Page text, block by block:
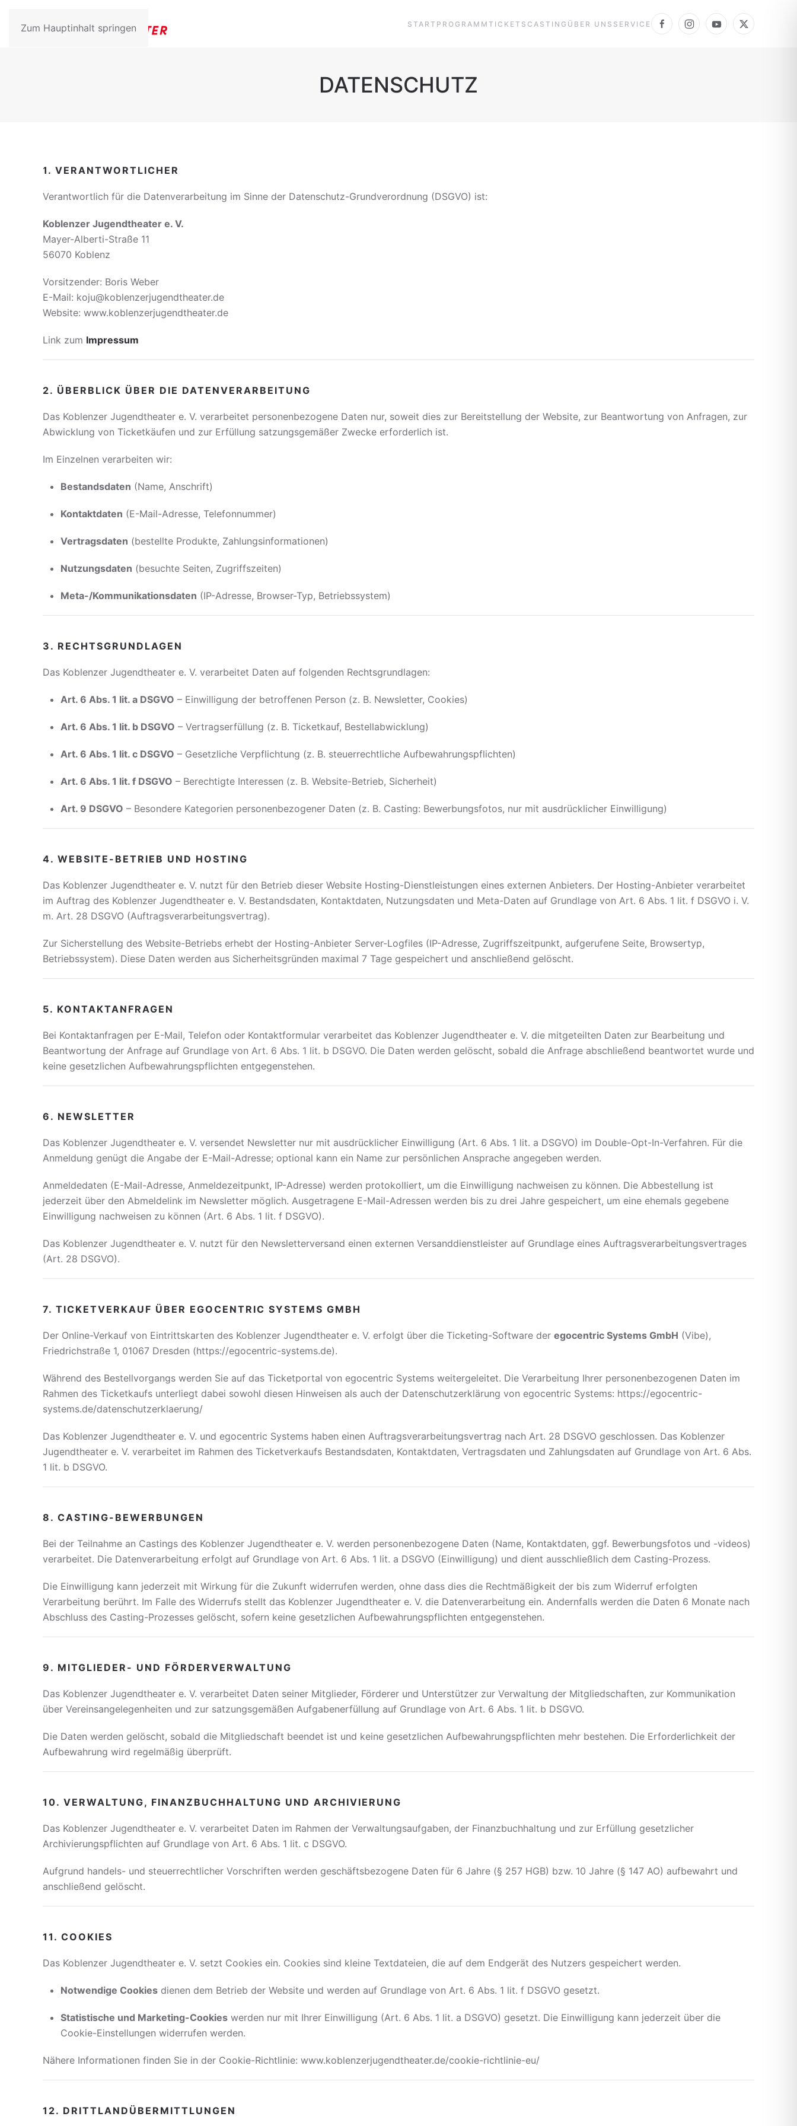
Zum Hauptinhalt springen START PROGRAMM TICKETS CASTING ÜBER UNS SERVICE
DATENSCHUTZ
1. VERANTWORTLICHER
Verantwortlich für die Datenverarbeitung im Sinne der Datenschutz-Grundverordnung (DSGVO) ist:
Koblenzer Jugendtheater e. V.
Mayer-Alberti-Straße 11
56070 Koblenz
Vorsitzender: Boris Weber
E-Mail: koju@koblenzerjugendtheater.de
Website: www.koblenzerjugendtheater.de
Link zum Impressum
2. ÜBERBLICK ÜBER DIE DATENVERARBEITUNG
Das Koblenzer Jugendtheater e. V. verarbeitet personenbezogene Daten nur, soweit dies zur Bereitstellung der Website, zur Beantwortung von Anfragen, zur
Abwicklung von Ticketkäufen und zur Erfüllung satzungsgemäßer Zwecke erforderlich ist.
Im Einzelnen verarbeiten wir:
Bestandsdaten (Name, Anschrift)
Kontaktdaten (E-Mail-Adresse, Telefonnummer)
Vertragsdaten (bestellte Produkte, Zahlungsinformationen)
Nutzungsdaten (besuchte Seiten, Zugriffszeiten)
Meta-/Kommunikationsdaten (IP-Adresse, Browser-Typ, Betriebssystem)
3. RECHTSGRUNDLAGEN
Das Koblenzer Jugendtheater e. V. verarbeitet Daten auf folgenden Rechtsgrundlagen:
Art. 6 Abs. 1 lit. a DSGVO – Einwilligung der betroffenen Person (z. B. Newsletter, Cookies)
Art. 6 Abs. 1 lit. b DSGVO – Vertragserfüllung (z. B. Ticketkauf, Bestellabwicklung)
Art. 6 Abs. 1 lit. c DSGVO – Gesetzliche Verpflichtung (z. B. steuerrechtliche Aufbewahrungspflichten)
Art. 6 Abs. 1 lit. f DSGVO – Berechtigte Interessen (z. B. Website-Betrieb, Sicherheit)
Art. 9 DSGVO – Besondere Kategorien personenbezogener Daten (z. B. Casting: Bewerbungsfotos, nur mit ausdrücklicher Einwilligung)
4. WEBSITE-BETRIEB UND HOSTING
Das Koblenzer Jugendtheater e. V. nutzt für den Betrieb dieser Website Hosting-Dienstleistungen eines externen Anbieters. Der Hosting-Anbieter verarbeitet
im Auftrag des Koblenzer Jugendtheater e. V. Bestandsdaten, Kontaktdaten, Nutzungsdaten und Meta-Daten auf Grundlage von Art. 6 Abs. 1 lit. f DSGVO i. V.
m. Art. 28 DSGVO (Auftragsverarbeitungsvertrag).
Zur Sicherstellung des Website-Betriebs erhebt der Hosting-Anbieter Server-Logfiles (IP-Adresse, Zugriffszeitpunkt, aufgerufene Seite, Browsertyp,
Betriebssystem). Diese Daten werden aus Sicherheitsgründen maximal 7 Tage gespeichert und anschließend gelöscht.
5. KONTAKTANFRAGEN
Bei Kontaktanfragen per E-Mail, Telefon oder Kontaktformular verarbeitet das Koblenzer Jugendtheater e. V. die mitgeteilten Daten zur Bearbeitung und
Beantwortung der Anfrage auf Grundlage von Art. 6 Abs. 1 lit. b DSGVO. Die Daten werden gelöscht, sobald die Anfrage abschließend beantwortet wurde und
keine gesetzlichen Aufbewahrungspflichten entgegenstehen.
6. NEWSLETTER
Das Koblenzer Jugendtheater e. V. versendet Newsletter nur mit ausdrücklicher Einwilligung (Art. 6 Abs. 1 lit. a DSGVO) im Double-Opt-In-Verfahren. Für die
Anmeldung genügt die Angabe der E-Mail-Adresse; optional kann ein Name zur persönlichen Ansprache angegeben werden.
Anmeldedaten (E-Mail-Adresse, Anmeldezeitpunkt, IP-Adresse) werden protokolliert, um die Einwilligung nachweisen zu können. Die Abbestellung ist
jederzeit über den Abmeldelink im Newsletter möglich. Ausgetragene E-Mail-Adressen werden bis zu drei Jahre gespeichert, um eine ehemals gegebene
Einwilligung nachweisen zu können (Art. 6 Abs. 1 lit. f DSGVO).
Das Koblenzer Jugendtheater e. V. nutzt für den Newsletterversand einen externen Versanddienstleister auf Grundlage eines Auftragsverarbeitungsvertrages
(Art. 28 DSGVO).
7. TICKETVERKAUF ÜBER EGOCENTRIC SYSTEMS GMBH
Der Online-Verkauf von Eintrittskarten des Koblenzer Jugendtheater e. V. erfolgt über die Ticketing-Software der egocentric Systems GmbH (Vibe),
Friedrichstraße 1, 01067 Dresden (https://egocentric-systems.de).
Während des Bestellvorgangs werden Sie auf das Ticketportal von egocentric Systems weitergeleitet. Die Verarbeitung Ihrer personenbezogenen Daten im
Rahmen des Ticketkaufs unterliegt dabei sowohl diesen Hinweisen als auch der Datenschutzerklärung von egocentric Systems: https://egocentric-
systems.de/datenschutzerklaerung/
Das Koblenzer Jugendtheater e. V. und egocentric Systems haben einen Auftragsverarbeitungsvertrag nach Art. 28 DSGVO geschlossen. Das Koblenzer
Jugendtheater e. V. verarbeitet im Rahmen des Ticketverkaufs Bestandsdaten, Kontaktdaten, Vertragsdaten und Zahlungsdaten auf Grundlage von Art. 6 Abs.
1 lit. b DSGVO.
8. CASTING-BEWERBUNGEN
Bei der Teilnahme an Castings des Koblenzer Jugendtheater e. V. werden personenbezogene Daten (Name, Kontaktdaten, ggf. Bewerbungsfotos und -videos)
verarbeitet. Die Datenverarbeitung erfolgt auf Grundlage von Art. 6 Abs. 1 lit. a DSGVO (Einwilligung) und dient ausschließlich dem Casting-Prozess.
Die Einwilligung kann jederzeit mit Wirkung für die Zukunft widerrufen werden, ohne dass dies die Rechtmäßigkeit der bis zum Widerruf erfolgten
Verarbeitung berührt. Im Falle des Widerrufs stellt das Koblenzer Jugendtheater e. V. die Datenverarbeitung ein. Andernfalls werden die Daten 6 Monate nach
Abschluss des Casting-Prozesses gelöscht, sofern keine gesetzlichen Aufbewahrungspflichten entgegenstehen.
9. MITGLIEDER- UND FÖRDERVERWALTUNG
Das Koblenzer Jugendtheater e. V. verarbeitet Daten seiner Mitglieder, Förderer und Unterstützer zur Verwaltung der Mitgliedschaften, zur Kommunikation
über Vereinsangelegenheiten und zur satzungsgemäßen Aufgabenerfüllung auf Grundlage von Art. 6 Abs. 1 lit. b DSGVO.
Die Daten werden gelöscht, sobald die Mitgliedschaft beendet ist und keine gesetzlichen Aufbewahrungspflichten mehr bestehen. Die Erforderlichkeit der
Aufbewahrung wird regelmäßig überprüft.
10. VERWALTUNG, FINANZBUCHHALTUNG UND ARCHIVIERUNG
Das Koblenzer Jugendtheater e. V. verarbeitet Daten im Rahmen der Verwaltungsaufgaben, der Finanzbuchhaltung und zur Erfüllung gesetzlicher
Archivierungspflichten auf Grundlage von Art. 6 Abs. 1 lit. c DSGVO.
Aufgrund handels- und steuerrechtlicher Vorschriften werden geschäftsbezogene Daten für 6 Jahre (§ 257 HGB) bzw. 10 Jahre (§ 147 AO) aufbewahrt und
anschließend gelöscht.
11. COOKIES
Das Koblenzer Jugendtheater e. V. setzt Cookies ein. Cookies sind kleine Textdateien, die auf dem Endgerät des Nutzers gespeichert werden.
Notwendige Cookies dienen dem Betrieb der Website und werden auf Grundlage von Art. 6 Abs. 1 lit. f DSGVO gesetzt.
Statistische und Marketing-Cookies werden nur mit Ihrer Einwilligung (Art. 6 Abs. 1 lit. a DSGVO) gesetzt. Die Einwilligung kann jederzeit über die
Cookie-Einstellungen widerrufen werden.
Nähere Informationen finden Sie in der Cookie-Richtlinie: www.koblenzerjugendtheater.de/cookie-richtlinie-eu/
12. DRITTLANDÜBERMITTLUNGEN